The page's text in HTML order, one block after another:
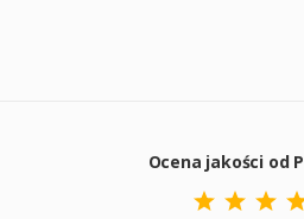
Ocena jakości od